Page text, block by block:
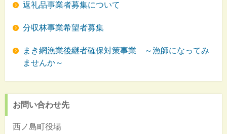
返礼品事業者募集について
分収林事業希望者募集
まき網漁業後継者確保対策事業 ～漁師になってみ
ませんか～
お問い合わせ先
西ノ島町役場